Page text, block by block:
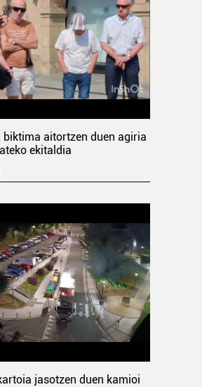
aitortzen duen agiria
ekitaldia
jasotzen duen kamioi